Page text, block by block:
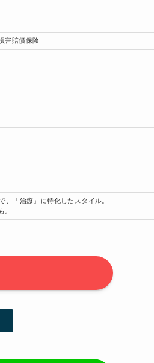
害賠償保険
、「治療」に特化したスタイル。
。